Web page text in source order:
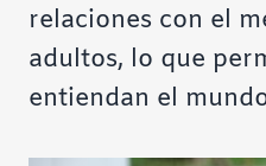
relaciones con el
adultos, lo que
entiendan el